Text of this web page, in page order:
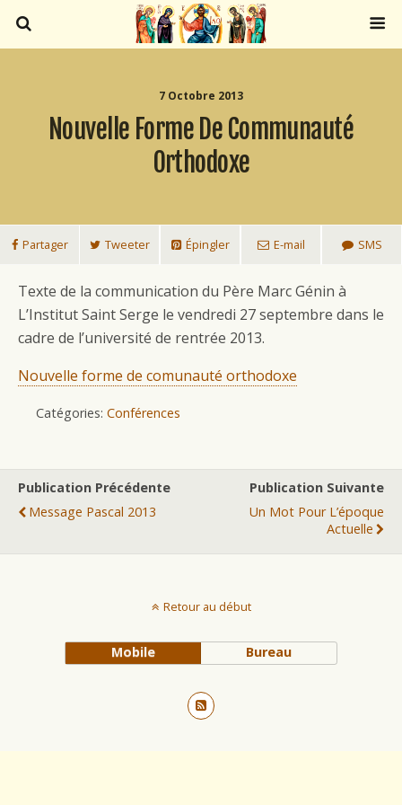
7 Octobre 2013
Nouvelle Forme De Communauté
Orthodoxe
Partager Tweeter Épingler E-mail SMS
Texte de la communication du Père Marc Génin à
L’Institut Saint Serge le vendredi 27 septembre dans le
cadre de l’université de rentrée 2013.
Nouvelle forme de comunauté orthodoxe
Catégories: Conférences
Publication Précédente
Message Pascal 2013
Publication Suivante
Un Mot Pour L’époque
Actuelle
Retour au début
Mobile Bureau